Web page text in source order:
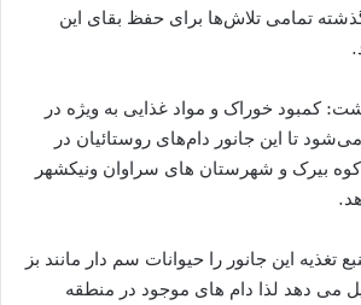
تمامی تلاش‌ها برای حفظ بقای این
کمبود خوراک و مواد غذایی به ویژه در
تا این جانور دام‌های روستائیان در
بیرک و شهرستان های سراوان ونیکشهر
تغذیه این جانور را حیوانات سم دار مانند بز
می دهد لذا دام های موجود در منطقه